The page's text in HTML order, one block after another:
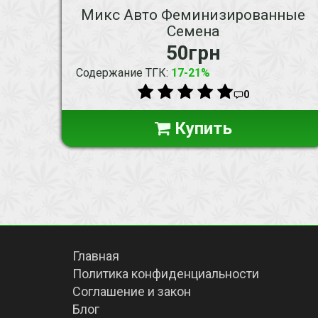
Микс Авто Феминизированные
Семена
50грн
Содержание ТГК: 17-21%
0
Купить
Главная
Политика конфиденциальности
Соглашение и закон
Блог